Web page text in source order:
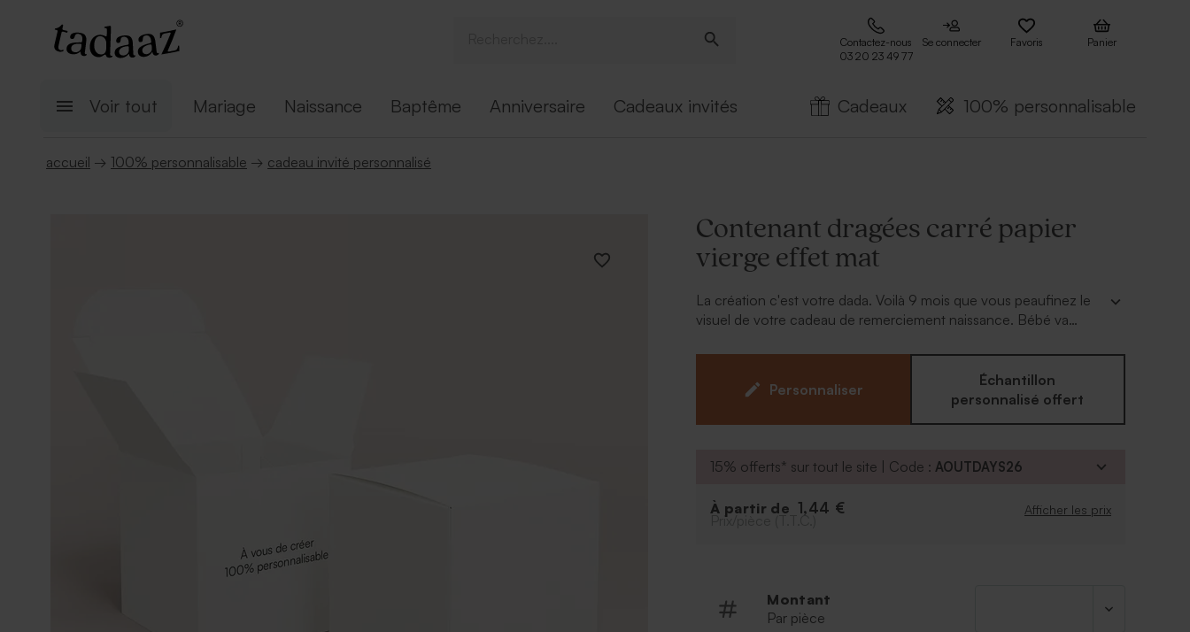
Contactez-nous
03 20 23 49 77
Se connecter Favoris Panier
Voir tout Mariage Naissance Baptême Anniversaire Cadeaux invités Cadeaux 100% personnalisable
accueil → 100% personnalisable → cadeau invité personnalisé
Contenant dragées carré papier
vierge effet mat
La création c'est votre dada. Voilà 9 mois que vous peaufinez le
visuel de votre cadeau de remerciement naissance. Bébé va
personnaliser cecontenant dragées carré papier vierge
effet mat
. La photo bébé, son prénom et sa date de naissance
suffiront à faire fondre de bonheur vos proches. Pour les
Personnaliser
Échantillon
personnalisé offert
15% offerts* sur tout le site | Code :AOUTDAYS26
À partir de 1,44 € Afficher les prix
Prix/pièce (T.T.C.)
Montant
Par pièce